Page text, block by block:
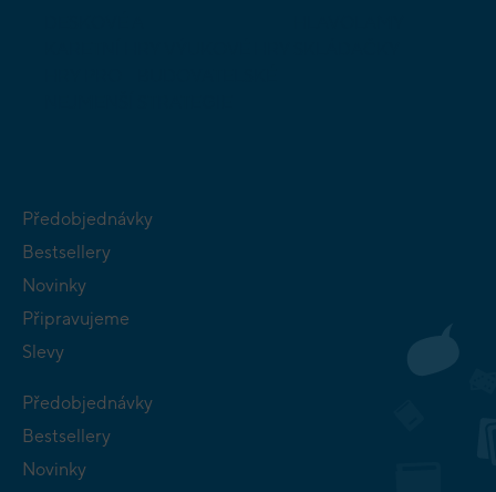
Předobjednávky
Bestsellery
Novinky
Připravujeme
Slevy
Předobjednávky
Bestsellery
Novinky